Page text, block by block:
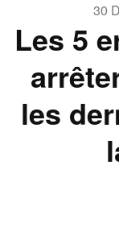
30
Les 5
les